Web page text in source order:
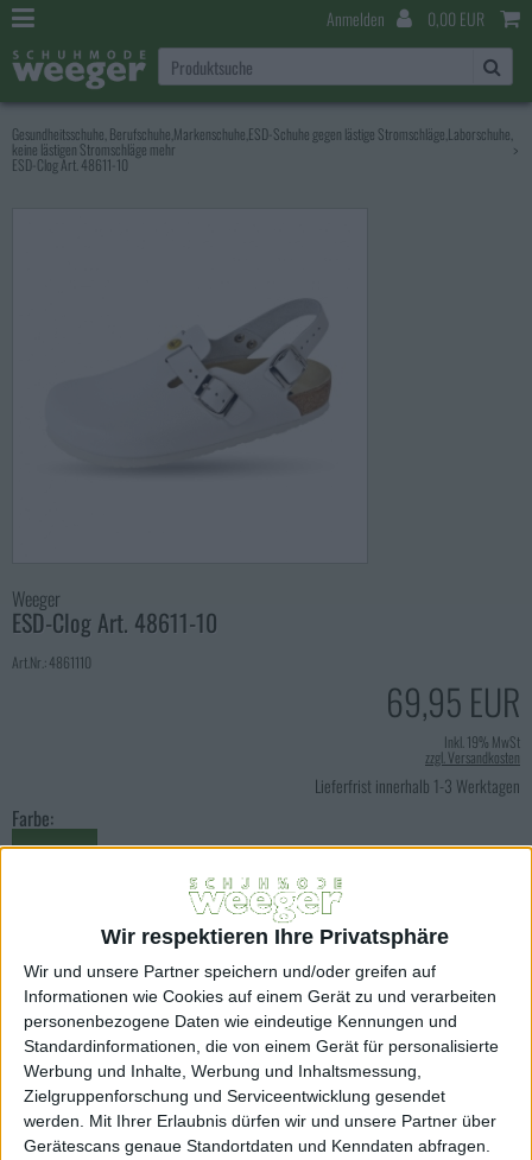
Wir respektieren Ihre Privatsphäre
Wir und unsere Partner speichern und/oder greifen auf
Informationen wie Cookies auf einem Gerät zu und verarbeiten
personenbezogene Daten wie eindeutige Kennungen und
Standardinformationen, die von einem Gerät für personalisierte
Werbung und Inhalte, Werbung und Inhaltsmessung,
Zielgruppenforschung und Serviceentwicklung gesendet
werden. Mit Ihrer Erlaubnis dürfen wir und unsere Partner über
Gerätescans genaue Standortdaten und Kenndaten abfragen.
Anmelden 0,00 EUR
Gesundheitsschuhe, Berufschuhe,Markenschuhe,ESD-Schuhe gegen lästige Stromschläge,Laborschuhe,
keine lästigen Stromschläge mehr >
ESD-Clog Art. 48611-10
Weeger
ESD-Clog Art. 48611-10
Art.Nr.: 4861110
69,95 EUR
Inkl. 19% MwSt
zzgl. Versandkosten
Lieferfrist innerhalb 1-3 Werktagen
Farbe:
weiss
36 37 38 39
40 41 42 43 44
45 46 47 48 49
Menge